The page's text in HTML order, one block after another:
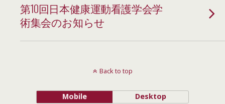
第10回日本健康運動看護学会学
術集会のお知らせ
Back to top
Mobile Desktop